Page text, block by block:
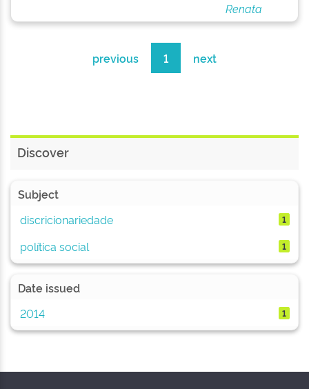
Renata
previous 1 next
Discover
Subject
discricionariedade
1
política social 1
Date issued
2014
1